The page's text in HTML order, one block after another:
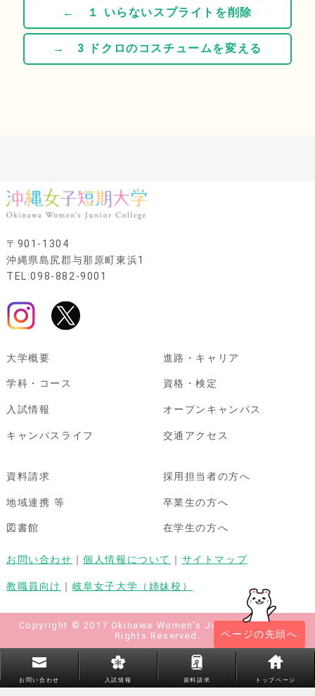
← １ いらないスプライトを削除
→ 3 ドクロのコスチュームを変える
ページの先頭へ
〒901-1304
沖縄県島尻郡与那原町東浜1
TEL:098-882-9001
大学概要
学科・コース
入試情報
キャンパスライフ
進路・キャリア
資格・検定
オープンキャンパス
交通アクセス
資料請求
地域連携 等
図書館
採用担当者の方へ
卒業生の方へ
在学生の方へ
お問い合わせ ｜個人情報について ｜ サイトマップ
教職員向け ｜ 岐阜女子大学（姉妹校）
Copyright © 2017 Okinawa Women's Junior College All
Rights Reserved.
お問い合わせ 入試情報 資料請求 トップページ